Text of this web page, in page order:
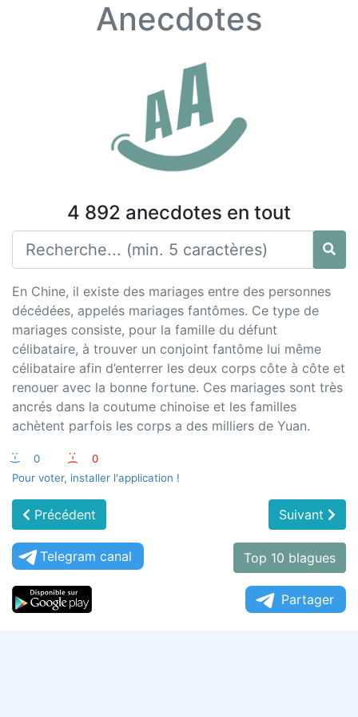
Anecdotes
4 892 anecdotes en tout
En Chine, il existe des mariages entre des personnes
décédées, appelés mariages fantômes. Ce type de
mariages consiste, pour la famille du défunt
célibataire, à trouver un conjoint fantôme lui même
célibataire afin d’enterrer les deux corps côte à côte et
renouer avec la bonne fortune. Ces mariages sont très
ancrés dans la coutume chinoise et les familles
achètent parfois les corps a des milliers de Yuan.
:-) 0 :-(
0
Pour voter, installer l'application !
Précédent Suivant
Telegram canal Top 10 blagues
Partager